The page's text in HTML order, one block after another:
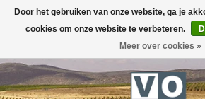
Toggle
navigation
Door het gebruiken van onze website, ga je
cookies om onze website te verbeteren.
Meer over cookies »